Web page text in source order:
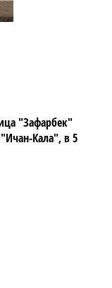
"Зафарбек"
Кала", в 5